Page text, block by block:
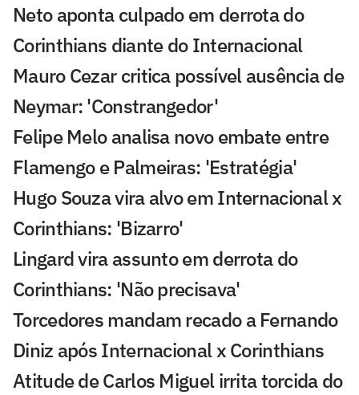
Neto aponta culpado em derrota do
Corinthians diante do Internacional
Mauro Cezar critica possível ausência de
Neymar: 'Constrangedor'
Felipe Melo analisa novo embate entre
Flamengo e Palmeiras: 'Estratégia'
Hugo Souza vira alvo em Internacional x
Corinthians: 'Bizarro'
Lingard vira assunto em derrota do
Corinthians: 'Não precisava'
Torcedores mandam recado a Fernando
Diniz após Internacional x Corinthians
Atitude de Carlos Miguel irrita torcida do